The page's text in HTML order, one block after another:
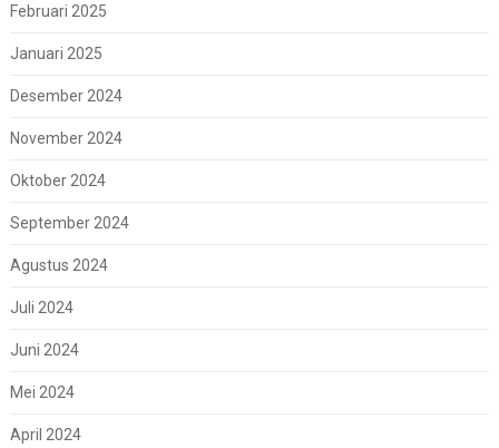
Februari 2025
Januari 2025
Desember 2024
November 2024
Oktober 2024
September 2024
Agustus 2024
Juli 2024
Juni 2024
Mei 2024
April 2024